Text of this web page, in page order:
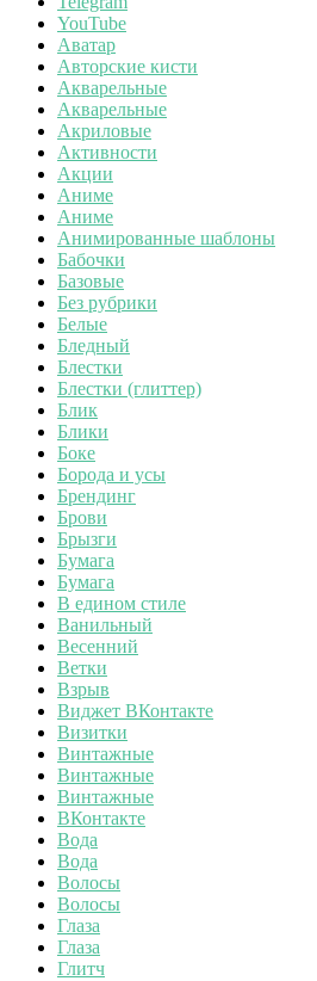
YouTube
Аватар
Авторские кисти
Акварельные
Акварельные
Акриловые
Активности
Акции
Аниме
Аниме
Анимированные шаблоны
Бабочки
Базовые
Без рубрики
Белые
Бледный
Блестки
Блестки (глиттер)
Блик
Блики
Боке
Борода и усы
Брендинг
Брови
Брызги
Бумага
Бумага
В едином стиле
Ванильный
Весенний
Ветки
Взрыв
Виджет ВКонтакте
Визитки
Винтажные
Винтажные
Винтажные
ВКонтакте
Вода
Вода
Волосы
Волосы
Глаза
Глаза
Глитч